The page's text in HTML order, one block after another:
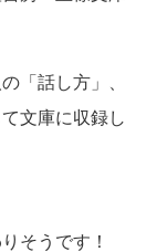
「話し方」、
文庫に収録し
そうです！